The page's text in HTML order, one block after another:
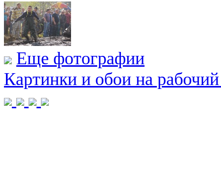
Еще фотографии
Картинки и обои на